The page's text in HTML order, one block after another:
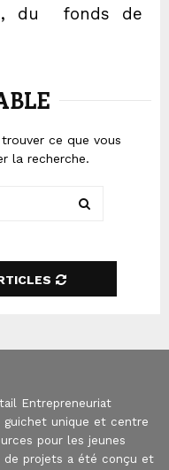
du fonds de
ce que vous
la recherche.
Entrepreneuriat
guichet unique et centre
pour les jeunes
de projets a été conçu et